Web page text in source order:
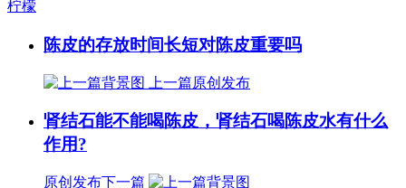
柠檬
陈皮的存放时间长短对陈皮重要吗
上一篇原创发布
肾结石能不能喝陈皮，肾结石喝陈皮水有什么
作用?
原创发布下一篇